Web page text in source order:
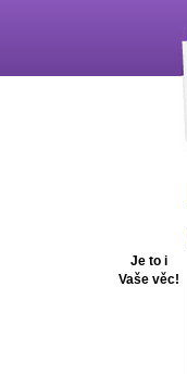
Je to i
Vaše věc!